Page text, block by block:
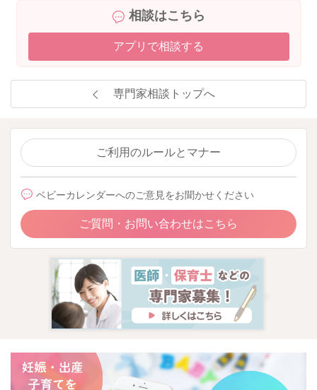
相談はこちら
アプリで相談する
専門家相談トップへ
ご利用のルールとマナー
ベビーカレンダーへのご意見をお聞かせください
ご質問・お問い合わせはこちら